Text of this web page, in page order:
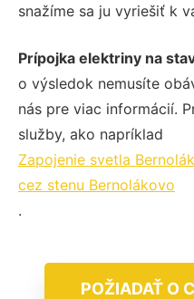
snažíme sa ju vyriešiť k
Prípojka elektriny na
o výsledok nemusíte
nás pre viac informácií.
služby, ako napríklad
Zapojenie svetla
cez stenu Bernolákovo
.
POŽIADAŤ O